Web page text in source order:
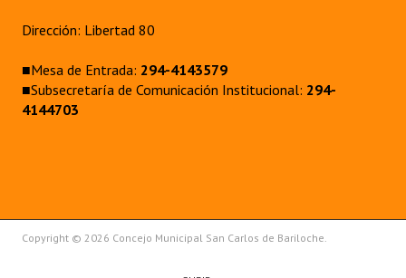
Dirección: Libertad 80
■Mesa de Entrada: 294-4143579
■Subsecretaría de Comunicación Institucional: 294-
4144703
Copyright © 2026 Concejo Municipal San Carlos de Bariloche.